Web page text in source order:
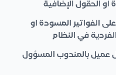
أو الحقول الإضافية
الفواتير المسودة او
في النظام
بالمندوب المسؤول